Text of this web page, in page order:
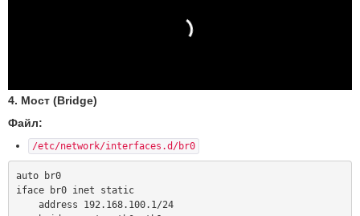
4. Мост (Bridge)
Файл:
/etc/network/interfaces.d/br0
auto br0
iface br0 inet static